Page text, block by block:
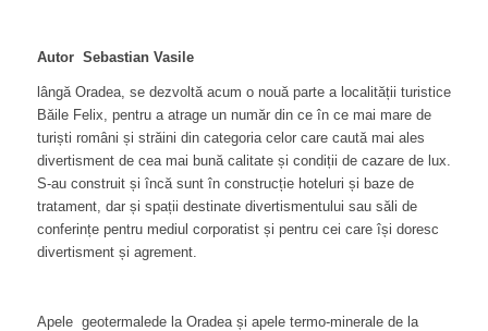
Autor Sebastian Vasile
lângă Oradea, se dezvoltă acum o nouă parte a localității turistice
Băile Felix, pentru a atrage un număr din ce în ce mai mare de
turiști români și străini din categoria celor care caută mai ales
divertisment de cea mai bună calitate și condiții de cazare de lux.
S-au construit și încă sunt în construcție hoteluri și baze de
tratament, dar și spații destinate divertismentului sau săli de
conferințe pentru mediul corporatist și pentru cei care își doresc
divertisment și agrement.
Apele geotermalede la Oradea și apele termo-minerale de la